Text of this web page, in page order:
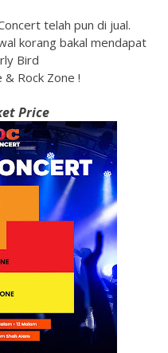
telah pun di jual.
korang bakal mendapat
Bird
Rock Zone !
Price